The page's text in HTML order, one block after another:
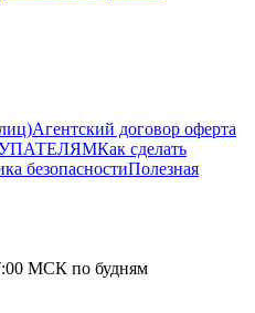
Агентский договор оферта
Как сделать
безопасностиПолезная
МСК по будням